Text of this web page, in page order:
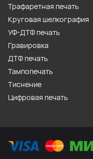
Трафаретная печать
Круговая шелкография
УФ-ДТФ печать
Гравировка
ДТФ печать
Тампопечать
Тиснение
Цифровая печать